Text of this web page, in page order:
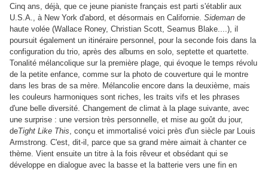
Cinq ans, déjà, que ce jeune pianiste français est parti s'établir aux
U.S.A., à New York d'abord, et désormais en Californie. Sideman de
haute volée (Wallace Roney, Christian Scott, Seamus Blake....), il
poursuit également un itinéraire personnel, pour la seconde fois dans la
configuration du trio, après des albums en solo, septette et quartette.
Tonalité mélancolique sur la première plage, qui évoque le temps révolu
de la petite enfance, comme sur la photo de couverture qui le montre
dans les bras de sa mère. Mélancolie encore dans la deuxième, mais
les couleurs harmoniques sont riches, les traits vifs et les phrases
d'une belle diversité. Changement de climat à la plage suivante, avec
une surprise : une version très personnelle, et mise au goût du jour,
deTight Like This, conçu et immortalisé voici près d'un siècle par Louis
Armstrong. C'est, dit-il, parce que sa grand mère aimait à chanter ce
thème. Vient ensuite un titre à la fois rêveur et obsédant qui se
développe en dialogue avec la basse et la batterie vers une fin en